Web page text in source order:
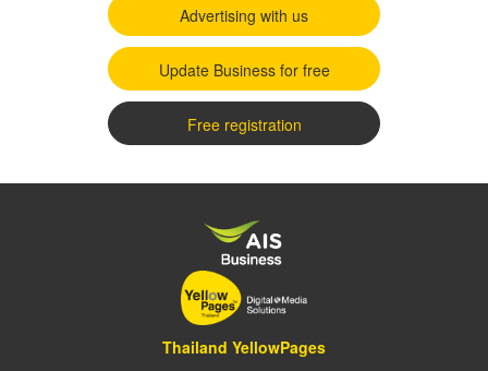
Advertising with us
Update Business for free
Free registration
Thailand YellowPages